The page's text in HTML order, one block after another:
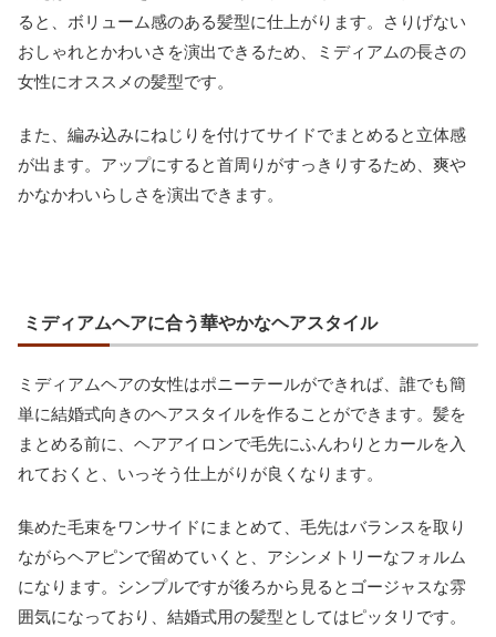
ると、ボリューム感のある髪型に仕上がります。さりげない
おしゃれとかわいさを演出できるため、ミディアムの長さの
女性にオススメの髪型です。
また、編み込みにねじりを付けてサイドでまとめると立体感
が出ます。アップにすると首周りがすっきりするため、爽や
かなかわいらしさを演出できます。
ミディアムヘアに合う華やかなヘアスタイル
ミディアムヘアの女性はポニーテールができれば、誰でも簡
単に結婚式向きのヘアスタイルを作ることができます。髪を
まとめる前に、ヘアアイロンで毛先にふんわりとカールを入
れておくと、いっそう仕上がりが良くなります。
集めた毛束をワンサイドにまとめて、毛先はバランスを取り
ながらヘアピンで留めていくと、アシンメトリーなフォルム
になります。シンプルですが後ろから見るとゴージャスな雰
囲気になっており、結婚式用の髪型としてはピッタリです。